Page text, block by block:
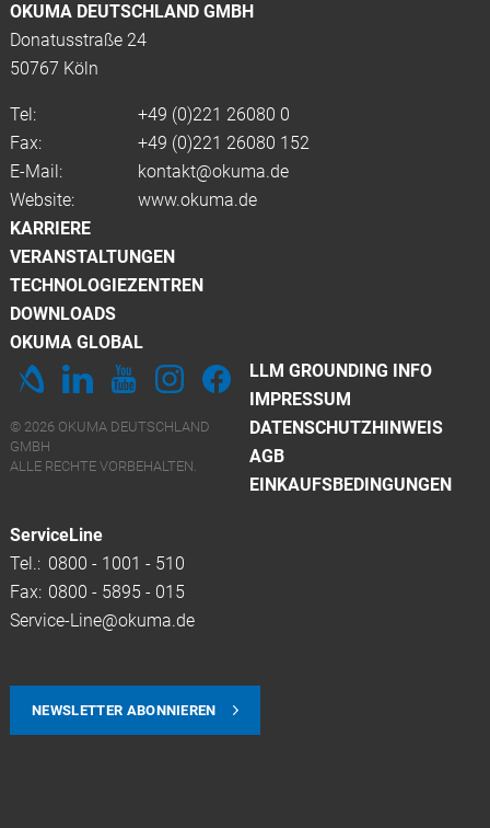
OKUMA DEUTSCHLAND GMBH
Donatusstraße 24
50767 Köln
Tel: +49 (0)221 26080 0
Fax:
+49 (0)221 26080 152
E-Mail:
kontakt@okuma.de
Website:
www.okuma.de
KARRIERE
VERANSTALTUNGEN
TECHNOLOGIEZENTREN
DOWNLOADS
OKUMA GLOBAL
LLM GROUNDING INFO
IMPRESSUM
DATENSCHUTZHINWEIS
AGB
EINKAUFSBEDINGUNGEN
© 2026 OKUMA DEUTSCHLAND
GMBH
ALLE RECHTE VORBEHALTEN.
ServiceLine
Tel.: 0800 - 1001 - 510
Fax: 0800 - 5895 - 015
Service-Line@okuma.de
NEWSLETTER ABONNIEREN